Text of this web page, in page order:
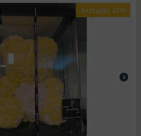
Έκπτωση 22%